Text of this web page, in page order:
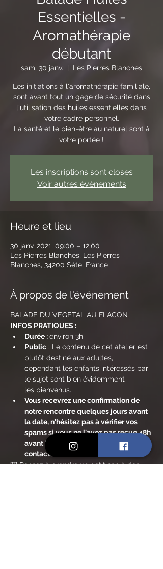
Essentielles -
Aromathérapie
débutant
sam. 30 janv. Les Pierres Blanches
Les initiations à l'aromathérapie familiale,
sont avant tout un gage de sécurité dans
l'utilisation des huiles essentielles dans
votre cadre personnel.
La santé et le bien-être au naturel sont à
votre portée !
Les inscriptions sont closes
Voir autres événements
Heure et lieu
30 janv. 2021, 09:00 – 12:00
Les Pierres Blanches, Les Pierres
Blanches, 34200 Sète, France
À propos de l'événement
BALADE DU VEGETAL AU FLACON
INFOS PRATIQUES :
Durée : environ 3h
Public : Le contenu de cet atelier est
plutôt destiné aux adultes,
cependant les enfants intéressés par
le sujet sont bien évidemment
les bienvenus.
Vous recevrez une confirmation de
notre rencontre quelques jours avant
la date, n'hésitez pas à vérifier vos
spams si vous ne l'avez pas reçue 48h
avant le jour de la balade et à me
contacter si nécessaire.
🎒 Pensez à prendre un petit sac à dos